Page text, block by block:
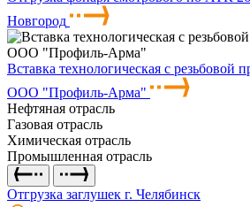
Новгород
Вставка технологическая с резьбовой
ООО "Профиль-Арма"
Нефтяная отрасль
Газовая отрасль
Химическая отрасль
Промышленная отрасль
Отгрузка заглушек г. Челябинск